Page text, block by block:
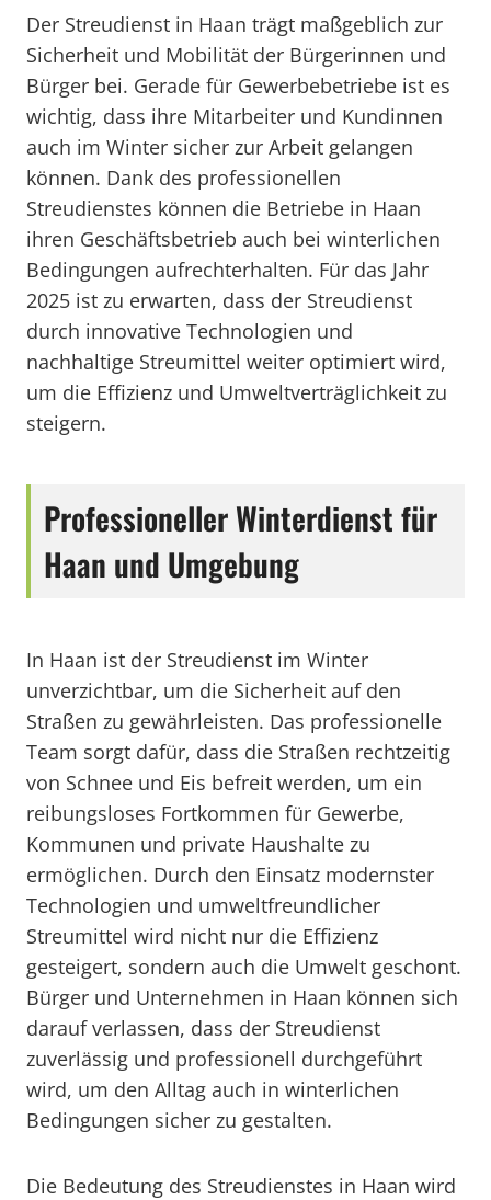
Der Streudienst in Haan trägt maßgeblich zur
Sicherheit und Mobilität der Bürgerinnen und
Bürger bei. Gerade für Gewerbebetriebe ist es
wichtig, dass ihre Mitarbeiter und Kundinnen
auch im Winter sicher zur Arbeit gelangen
können. Dank des professionellen
Streudienstes können die Betriebe in Haan
ihren Geschäftsbetrieb auch bei winterlichen
Bedingungen aufrechterhalten. Für das Jahr
2025 ist zu erwarten, dass der Streudienst
durch innovative Technologien und
nachhaltige Streumittel weiter optimiert wird,
um die Effizienz und Umweltverträglichkeit zu
steigern.
Professioneller Winterdienst für
Haan und Umgebung
In Haan ist der Streudienst im Winter
unverzichtbar, um die Sicherheit auf den
Straßen zu gewährleisten. Das professionelle
Team sorgt dafür, dass die Straßen rechtzeitig
von Schnee und Eis befreit werden, um ein
reibungsloses Fortkommen für Gewerbe,
Kommunen und private Haushalte zu
ermöglichen. Durch den Einsatz modernster
Technologien und umweltfreundlicher
Streumittel wird nicht nur die Effizienz
gesteigert, sondern auch die Umwelt geschont.
Bürger und Unternehmen in Haan können sich
darauf verlassen, dass der Streudienst
zuverlässig und professionell durchgeführt
wird, um den Alltag auch in winterlichen
Bedingungen sicher zu gestalten.
Die Bedeutung des Streudienstes in Haan wird